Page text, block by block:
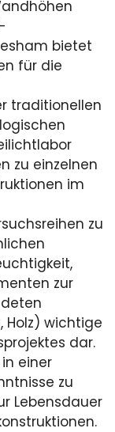
bietet
für die
traditionellen
zu einzelnen
im
zu
zur
Holz) wichtige
dar.
einer
zu
Lebensdauer